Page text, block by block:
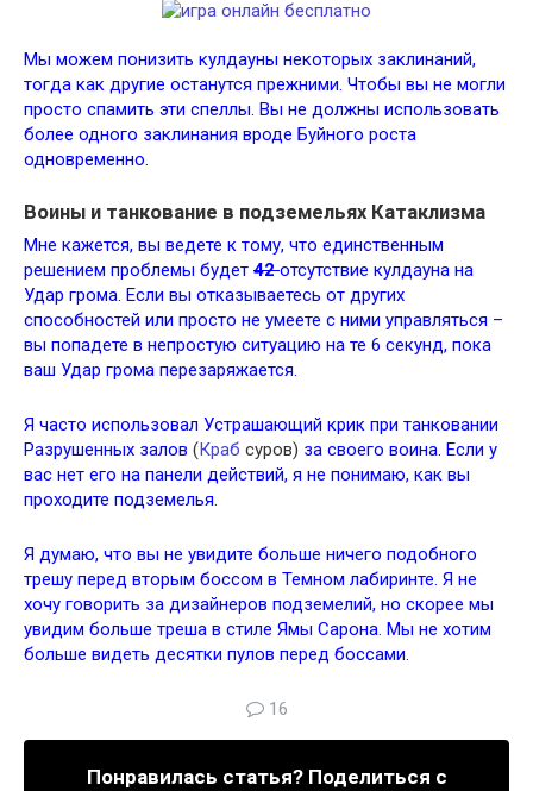
Мы можем понизить кулдауны некоторых заклинаний,
тогда как другие останутся прежними. Чтобы вы не могли
просто спамить эти спеллы. Вы не должны использовать
более одного заклинания вроде Буйного роста
одновременно.
Воины и танкование в подземельях Катаклизма
Мне кажется, вы ведете к тому, что единственным
решением проблемы будет 42отсутствие кулдауна на
Удар грома. Если вы отказываетесь от других
способностей или просто не умеете с ними управляться –
вы попадете в непростую ситуацию на те 6 секунд, пока
ваш Удар грома перезаряжается.
Я часто использовал Устрашающий крик при танковании
Разрушенных залов (Краб суров) за своего воина. Если у
вас нет его на панели действий, я не понимаю, как вы
проходите подземелья.
Я думаю, что вы не увидите больше ничего подобного
трешу перед вторым боссом в Темном лабиринте. Я не
хочу говорить за дизайнеров подземелий, но скорее мы
увидим больше треша в стиле Ямы Сарона. Мы не хотим
больше видеть десятки пулов перед боссами.
16
Понравилась статья? Поделиться с